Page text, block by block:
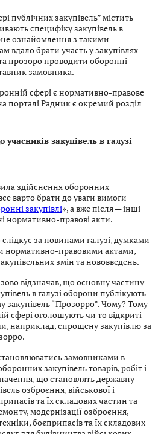
публічних закупівель” містить
специфіку закупівель в
ознайомлення з такими
вдало брати участь у закупівлях
прозоро проводити оборонні
замовника.
сфері є нормативно-правове
порталі Радник є окремий розділ
закупівель в галузі
здійснення оборонних
варто брати до уваги вимоги
закупівлі», а вже після — інші
нормативно-правові акти.
за новинами галузі, думками
нормативно-правовими актами,
змін та нововведень.
відзначав, що основну частину
в галузі оборони публікують
закупівель “Прозорро”. Чому? Тому
сфері оголошують чи то відкриті
наприклад, спрощену закупівлю за
замовниками в
закупівель товарів, робіт і
що становлять державну
озброєння, військової і
та їх складових частин та
модернізації озброєння,
боєприпасів та їх складових